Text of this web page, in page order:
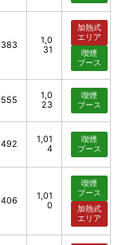
383
1,0
31
加熱式
エリア
喫煙
ブース
555
1,0
23
喫煙
ブース
492
1,01
4
喫煙
ブース
406
1,01
0
喫煙
ブース
加熱式
エリア